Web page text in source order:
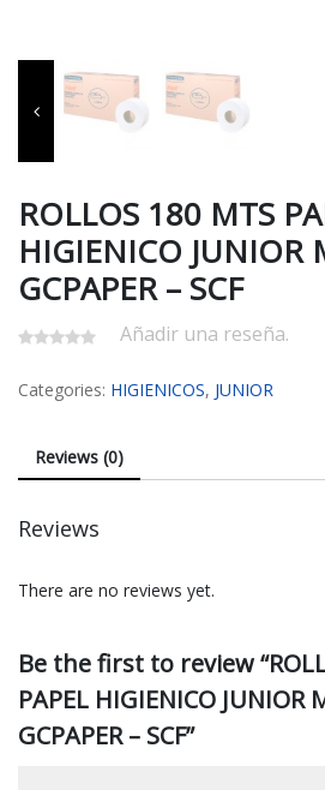
ROLLOS 180 MTS
HIGIENICO JUNIOR
GCPAPER – SCF
Añadir una reseña.
Categories: HIGIENICOS, JUNIOR
Reviews (0)
Reviews
There are no reviews yet.
Be the first to review
PAPEL HIGIENICO JUNIOR
GCPAPER – SCF”